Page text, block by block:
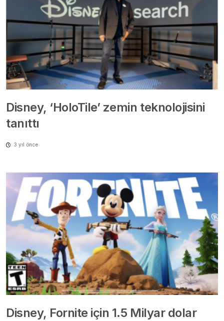
Disney, ‘HoloTile’ zemin teknolojisini
tanıttı
3 yıl önce
Disney, Fornite için 1.5 Milyar dolar